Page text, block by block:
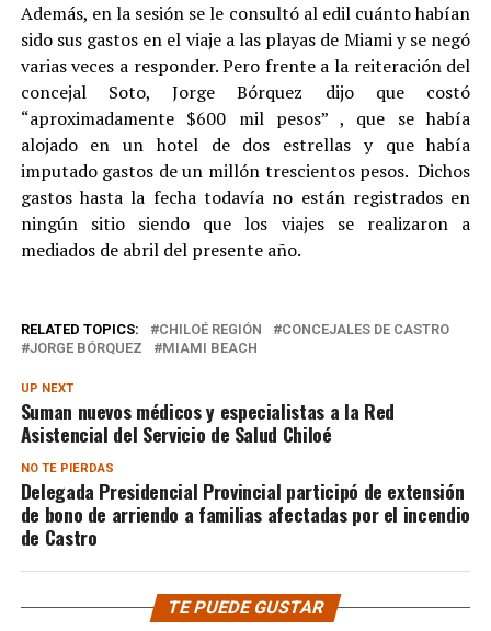
Además, en la sesión se le consultó al edil cuánto habían
sido sus gastos en el viaje a las playas de Miami y se negó
varias veces a responder. Pero frente a la reiteración del
concejal Soto, Jorge Bórquez dijo que costó
“aproximadamente $600 mil pesos” , que se había
alojado en un hotel de dos estrellas y que había
imputado gastos de un millón trescientos pesos. Dichos
gastos hasta la fecha todavía no están registrados en
ningún sitio siendo que los viajes se realizaron a
mediados de abril del presente año.
RELATED TOPICS: CHILOÉ REGIÓN
CONCEJALES DE CASTRO
JORGE BÓRQUEZ
MIAMI BEACH
UP NEXT
Suman nuevos médicos y especialistas a la Red
Asistencial del Servicio de Salud Chiloé
NO TE PIERDAS
Delegada Presidencial Provincial participó de extensión
de bono de arriendo a familias afectadas por el incendio
de Castro
TE PUEDE GUSTAR